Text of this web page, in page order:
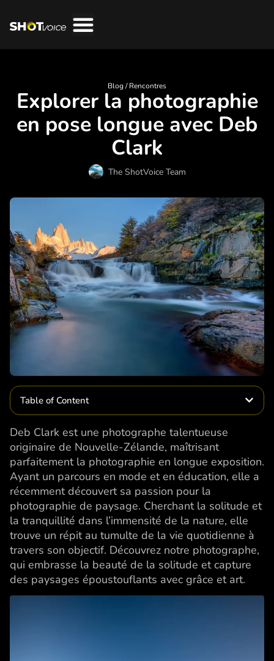
Blog /Rencontres
Explorer la photographie
en pose longue avec Deb
Clark
The ShotVoice Team
Table of Content
Deb Clark est une photographe talentueuse
originaire de Nouvelle-Zélande, maîtrisant
parfaitement la photographie en longue exposition.
Ayant un parcours en mode et en éducation, elle a
récemment découvert sa passion pour la
photographie de paysage. Cherchant la solitude et
la tranquillité dans l’immensité de la nature, elle
trouve un répit au tumulte de la vie quotidienne à
travers son objectif. Découvrez notre photographe,
qui embrasse la beauté de la solitude et capture
des paysages époustouflants avec grâce et art.